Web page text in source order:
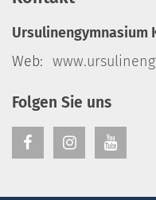
Ursulinengymnasium
Web:
Folgen Sie uns